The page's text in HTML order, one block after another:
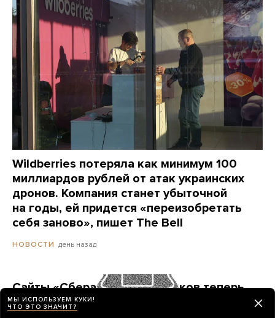
Wildberries потеряла как минимум 100
миллиардов рублей от атак украинских
дронов. Компания станет убыточной
на годы, ей придется «переизобретать
себя заново», пишет The Bell
НОВОСТИ день назад
Сайты «Сбера» и других банков теперь
можно открыть только в российских
МЫ ИСПОЛЬЗУЕМ КУКИ!
ЧТО ЭТО ЗНАЧИТ?